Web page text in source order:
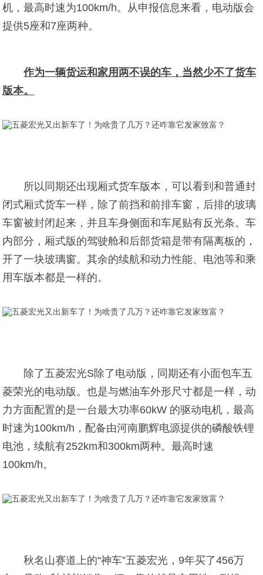
机，最高时速为100km/h。从申报信息来看，电动版会
提供5座和7座两种。
作为一辆货运和家用两不误的车，当然少不了货车
版本。
所以同期还出现厢式货车版本，可以看到和普通封
闭式厢式货车一样，除了前挡和前排车窗，后排的玻璃
车窗被封闭起来，并且车身侧面和车尾贴有反光条。车
内部分，厢式版的驾驶舱和后部货箱是带有隔离板的，
开了一块玻璃窗。其余的续航和动力性能、电池等和乘
用车版本都是一样的。
除了五菱宏光S除了电动版，同期还有小面包车五
菱荣光的电动版。也是与燃油车外形尺寸都是一样，动
力方面配置的是一台最大功率60kW 的驱动电机，最高
时速为100km/h，配备由河南鹏辉电源提供的磷酸铁锂
电池，续航有252km和300km两种。最高时速
100km/h。
秋名山赛道上的“神车”五菱宏光，9年买了456万